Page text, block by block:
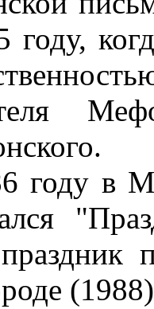
году,
году в